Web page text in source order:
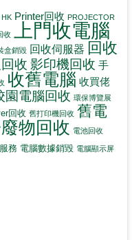
Printer回收 PROJECTOR
收 上門收電腦
盒銷毀 回收伺服器 回收
收 影印機回收 手
收舊電腦 收買佬
園電腦回收 環保博覽展
回收 舊打印機回收 舊電
物回收 電池回收
務 電腦數據銷毀 電腦顯示屏